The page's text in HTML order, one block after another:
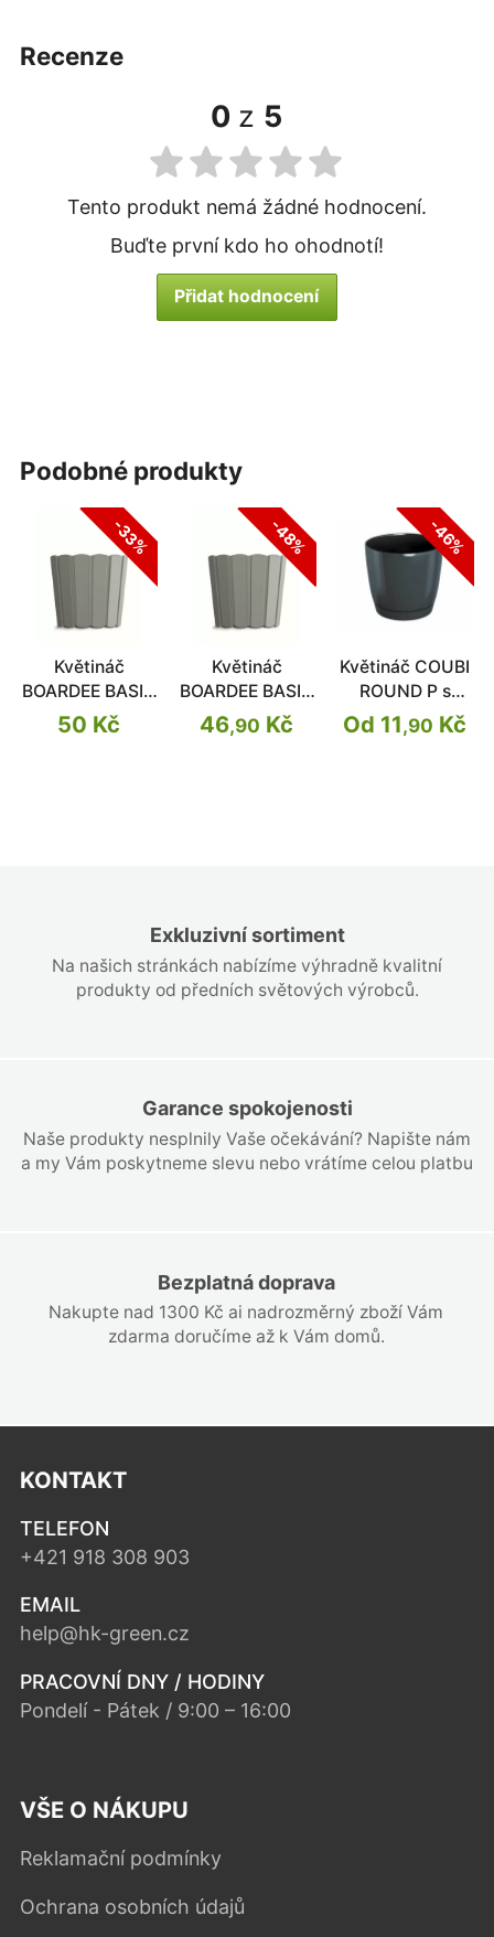
Exkluzivní sortiment
Na našich stránkách nabízíme výhradně kvalitní
produkty od předních světových výrobců.
Garance spokojenosti
Naše produkty nesplnily Vaše očekávání? Napište nám
a my Vám poskytneme slevu nebo vrátíme celou platbu
Bezplatná doprava
Nakupte nad 1300 Kč ai nadrozměrný zboží Vám
zdarma doručíme až k Vám domů.
recenze
0 z 5
Tento produkt nemá žádné hodnocení.
Buďte první kdo ho ohodnotí!
Přidat hodnocení
podobné produkty
-33%
Květináč
BOARDEE BASIC
šedý kámen
19,9cm
50 Kč
-48%
Květináč
BOARDEE BASIC
šedý kámen
23,9cm
46,90 Kč
-46%
Květináč COUBI
ROUND P s
miskou
Od 11,90 Kč
KONTAKT
TELEFON
+421 918 308 903
EMAIL
help@hk-green.cz
PRACOVNÍ DNY / HODINY
Pondelí - Pátek / 9:00 – 16:00
VŠE O NÁKUPU
Reklamační podmínky
Ochrana osobních údajů